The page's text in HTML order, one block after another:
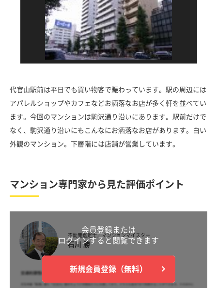
代官山駅前は平日でも買い物客で賑わっています。駅の周辺には
アパレルショップやカフェなどお洒落なお店が多く軒を並べてい
ます。今回のマンションは駒沢通り沿いにあります。駅前だけで
なく、駒沢通り沿いにもこんなにお洒落なお店があります。白い
外観のマンション。下層階には店舗が営業しています。
マンション専門家から見た評価ポイント
不動産鑑定士／マンションマイスター
石川 勝
会員登録または
ログインすると閲覧できます
新規会員登録（無料）